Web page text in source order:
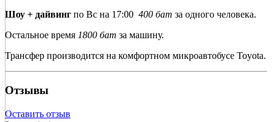
Шоу + дайвинг по Вс на 17:00 400 бат за одного человека.
Остальное время 1800 бат за машину.
Трансфер производится на комфортном микроавтобусе Toyota.
Отзывы
Оставить отзыв